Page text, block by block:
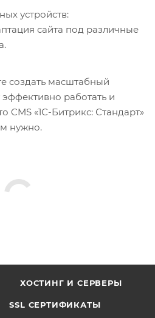
устройств:
сайта под различные
создать масштабный
работать и
CMS «1С-Битрикс: Стандарт»
нужно.
ХОСТИНГ И СЕРВЕРЫ
SSL СЕРТИФИКАТЫ